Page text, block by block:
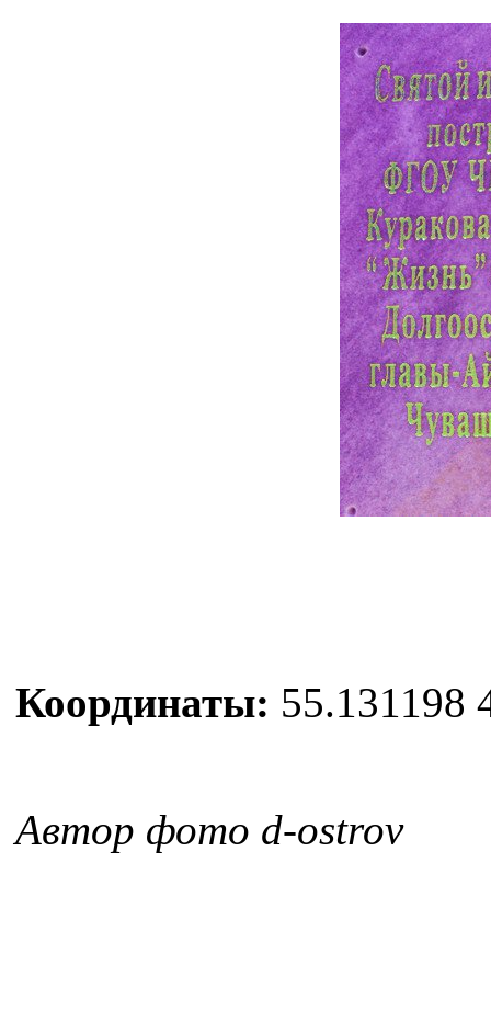
Координаты: 55.131198
Автор фото d-ostrov